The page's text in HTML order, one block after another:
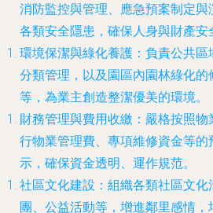
消防監控與管理、應急預案制定
各類安全隱患，確保人身與財產安
環境保潔與綠化養護 ：負責公共
分類管理，以及園區內園林綠化
等，為業主創造整潔優美的環境。
財務管理與費用收繳 ：嚴格按照
行物業管理費、專項維修資金等
示，確保資金透明、運作規范。
社區文化建設 ：組織各類社區文
團、公益活動等，增進鄰里感情